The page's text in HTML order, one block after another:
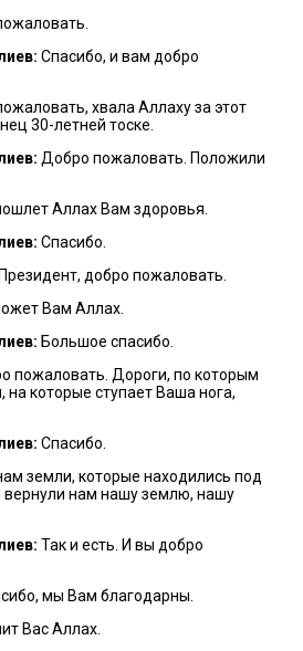
Спасибо, и вам добро
хвала Аллаху за этот
30-летней тоске.
Добро пожаловать. Положили
Аллах Вам здоровья.
Спасибо.
добро пожаловать.
Вам Аллах.
Большое спасибо.
пожаловать. Дороги, по которым
на которые ступает Ваша нога,
Спасибо.
земли, которые находились под
вернули нам нашу землю, нашу
Так и есть. И вы добро
мы Вам благодарны.
Вас Аллах.